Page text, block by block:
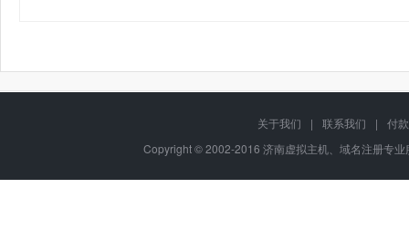
关于我们 | 联系我们 |
付
Copyright © 2002-2016 济南虚拟主机、域名注册专